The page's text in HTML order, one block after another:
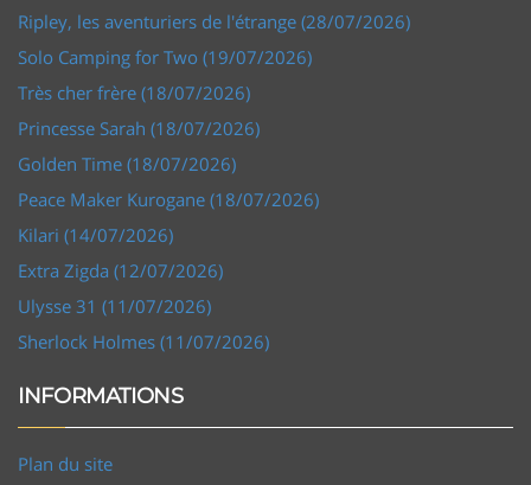
Ripley, les aventuriers de l'étrange (28/07/2026)
Solo Camping for Two (19/07/2026)
Très cher frère (18/07/2026)
Princesse Sarah (18/07/2026)
Golden Time (18/07/2026)
Peace Maker Kurogane (18/07/2026)
Kilari (14/07/2026)
Extra Zigda (12/07/2026)
Ulysse 31 (11/07/2026)
Sherlock Holmes (11/07/2026)
INFORMATIONS
Plan du site